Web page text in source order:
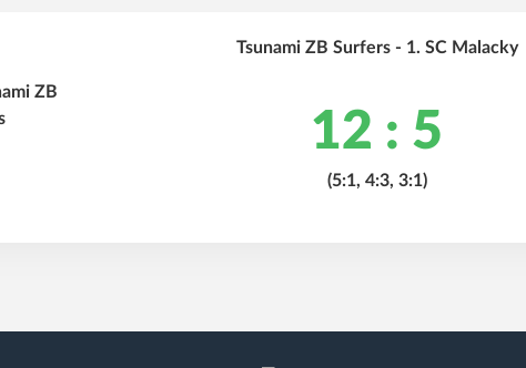
Tsunami ZB Surfers - 1. SC Malacky
12 : 5
(5:1, 4:3, 3:1)